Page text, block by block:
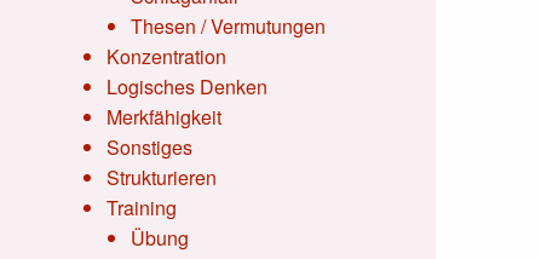
Thesen / Vermutungen
Konzentration
Logisches Denken
Merkfähigkeit
Sonstiges
Strukturieren
Training
Übung